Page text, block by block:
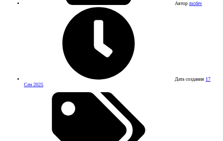
Автор mcdev
Дата создания 17
Сен 2025